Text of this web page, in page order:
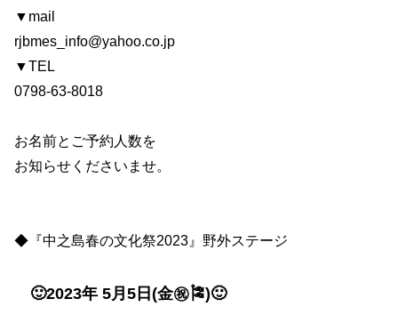
▼mail
rjbmes_info@yahoo.co.jp
▼TEL
0798-63-8018
お名前とご予約人数を
お知らせくださいませ。
◆『中之島春の文化祭2023』野外ステージ
🙂2023年 5月5日(金㊗️🎏)🙂